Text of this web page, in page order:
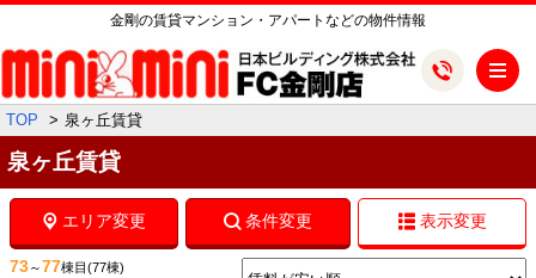
金剛の賃貸マンション・アパートなどの物件情報
TOP 泉ヶ丘賃貸
泉ヶ丘賃貸
エリア変更 条件変更 表示変更
73～77棟目 (77棟)